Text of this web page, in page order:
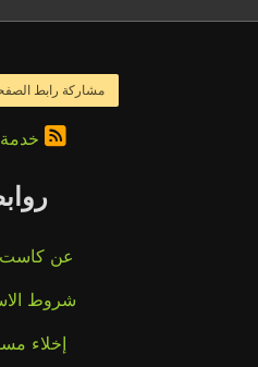
مشاركة رابط
خدمة RSS
عن
شروط
إخلاء